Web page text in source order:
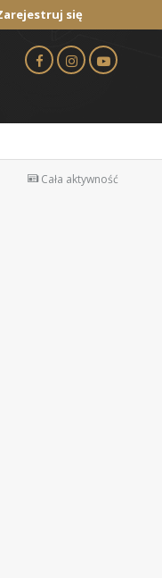
się
Cała aktywność